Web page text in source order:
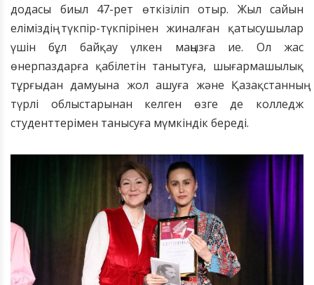
додасы биыл 47-рет өткізіліп отыр. Жыл сайын
еліміздің түкпір-түкпірінен жиналған қатысушылар
үшін бұл байқау үлкен маңызға ие. Ол жас
өнерпаздарға қабілетін танытуға, шығармашылық
тұрғыдан дамуына жол ашуға және Қазақстанның
түрлі облыстарынан келген өзге де колледж
студенттерімен танысуға мүмкіндік береді.